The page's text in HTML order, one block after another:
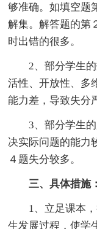
够准确。如填空题
解集。解答题的第
时出错的很多。
2、部分学生的
活性、开放性、多
能力差，导致失分
3、部分学生的
决实际问题的能力
４题失分较多。
三、具体措施：
1、立足课本，
生发展过程，使学